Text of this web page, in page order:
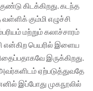
கிடக்கிறது. கடந்த
கும்மி எழுச்சி
மற்றும் கலாச்சாரம்
என்கிற பெயரில் இளைய
இருக்கிறது.
ஏற்படுத்துவதே
இப்போது முகநூலில்